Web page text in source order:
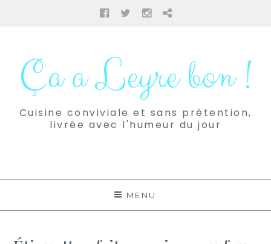
Facebook
TwitterInstagram
Pinterest
contenuÇa a Leyre bon !
Cuisine conviviale et sans prétention,
livrée avec l'humeur du jour
MENU